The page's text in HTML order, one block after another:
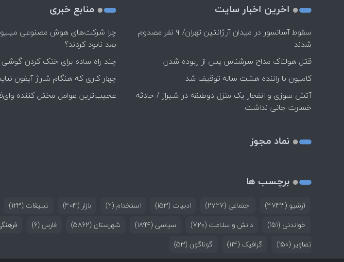
اخرین اخبار سایت
سقوط آسانسور در میدان آرژانتین تهران/ ۹ نفر مصدوم
شدند
قتل هولناک مداح سرشناس پس از ربوده شدن
کامیون با راننده هشت ساله توقیف شد
آتش سوزی و انفجار یک منزل دوطبقه در شیراز / حادثه
خسارت جانی نداشت
نماد مجوز
منابع خبری
چرا شرکت‌های هوش مصنوعی
بعد نابود کردند؟
چند راه‌ ساده برای خنک کردن گوشی
چهار کاری که هنگام شارژ آیفون
عجیب‌ترین عوامل مختل کننده
برچسب ها
آرشیو (4743) اجتماعی (2727) ادبیات (153) استخدام (2) بازار (404) تبلیغات (123)
خواندنی (151) دانش و سلامت (720) سیاسی (1894) شهرستان (5862) فارس (6)
تصاویر (150) گرافیک (114) گوناگون (53)